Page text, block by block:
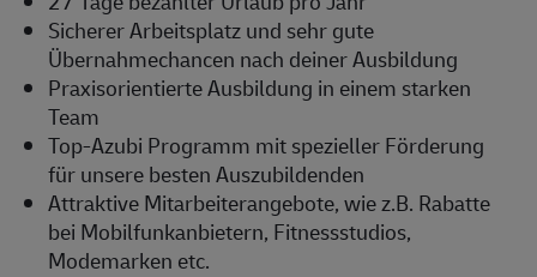
Sicherer Arbeitsplatz und sehr gute
Übernahmechancen nach deiner Ausbildung
Praxisorientierte Ausbildung in einem starken
Team
Top-Azubi Programm mit spezieller Förderung
für unsere besten Auszubildenden
Attraktive Mitarbeiterangebote, wie z.B. Rabatte
bei Mobilfunkanbietern, Fitnessstudios,
Modemarken etc.